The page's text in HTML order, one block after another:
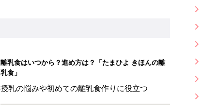
離乳食はいつから？進め方は？「たまひよ きほんの離
乳食」
授乳の悩みや初めての離乳食作りに役立つ